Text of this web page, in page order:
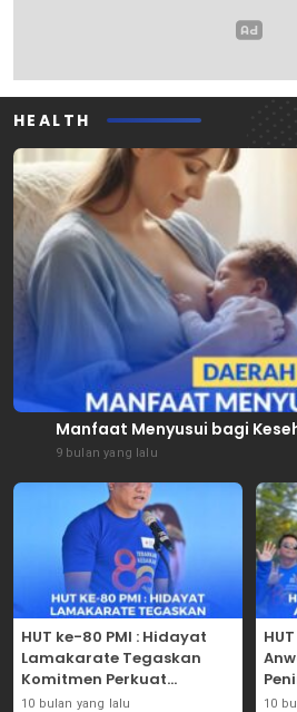
HEALTH
Manfaat Menyusui bagi
9 bulan yang lalu
HUT ke-80 PMI : Hidayat
Lamakarate Tegaskan
Komitmen Perkuat
Solidaritas Kemanusiaan
10 bulan yang lalu 10